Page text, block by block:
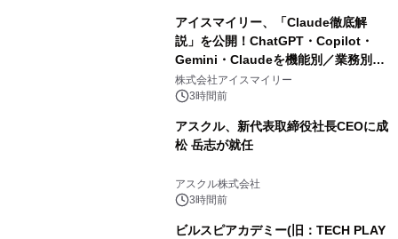
アイスマイリー、「Claude徹底解
説」を公開！ChatGPT・Copilot・
Gemini・Claudeを機能別／業務別に
比較―自社に合う生成AIの選び方がわ
かる実践ガイド
株式会社アイスマイリー
3時間前
アスクル、新代表取締役社長CEOに成
松 岳志が就任
アスクル株式会社
3時間前
ビルスピアカデミー(旧：TECH PLAY